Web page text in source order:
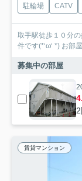
駐輪場 CATV
取手駅徒歩１０分
件です(*‘ω‘ *) お部
募集中の部屋
賃貸マンション